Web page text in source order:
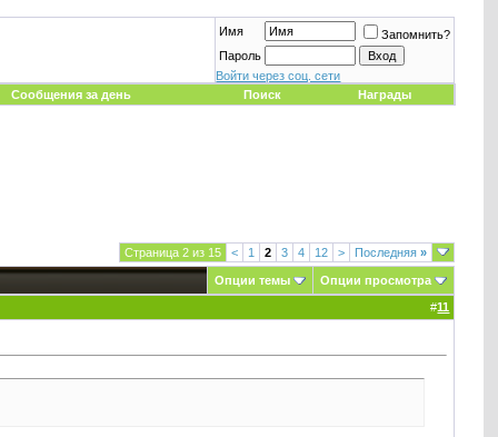
Имя
Запомнить?
Пароль
Войти через соц. сети
Сообщения за день
Поиск Награды
Страница 2 из 15 < 1 2 3 4 12 > Последняя»
Опции темы
Опции просмотра
#11